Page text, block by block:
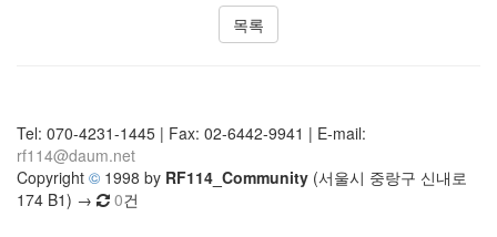
목록
Tel: 070-4231-1445 | Fax: 02-6442-9941 | E-mail:
rf114@daum.net
Copyright © 1998 by RF114_Community (서울시 중랑구 신내로
174 B1) →
0건